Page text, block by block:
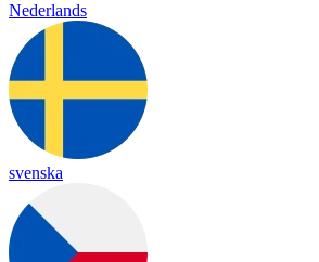
Nederlands
svenska